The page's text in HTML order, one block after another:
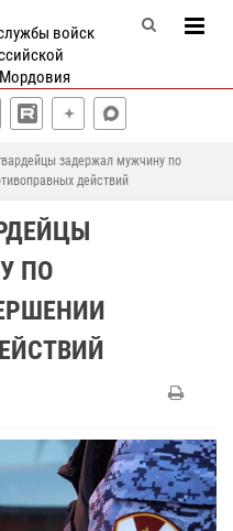
войск
задержал мужчину по
действий
ПО